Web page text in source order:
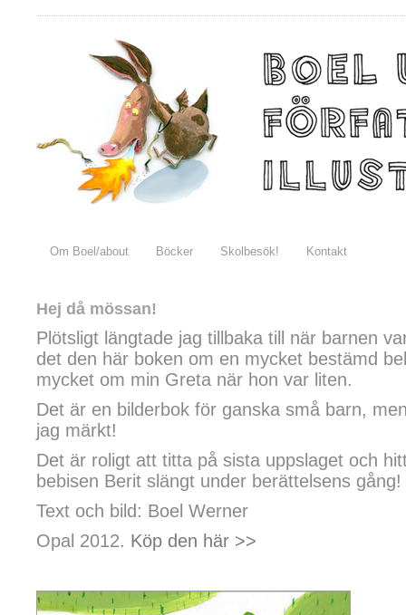
Om Boel/about Böcker Skolbesök! Kontakt
Hej då mössan!
Plötsligt längtade jag tillbaka till när barnen
det den här boken om en mycket bestämd
mycket om min Greta när hon var liten.
Det är en bilderbok för ganska små barn,
jag märkt!
Det är roligt att titta på sista uppslaget och
bebisen Berit slängt under berättelsens gång!
Text och bild: Boel Werner
Opal 2012. Köp den här >>